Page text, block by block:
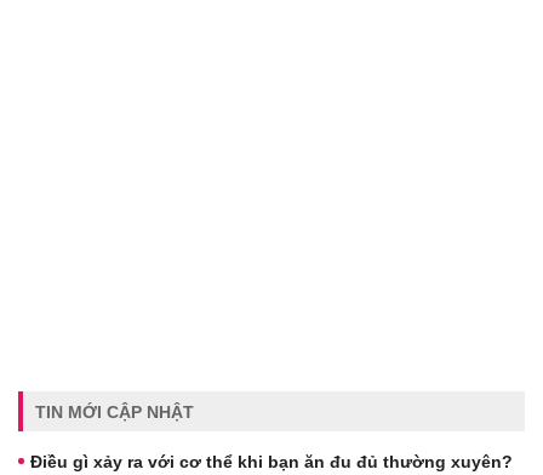
TIN MỚI CẬP NHẬT
Điều gì xảy ra với cơ thể khi bạn ăn đu đủ thường xuyên?